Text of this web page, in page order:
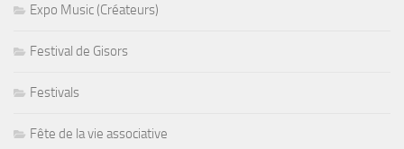
Expo Music (Créateurs)
Festival de Gisors
Festivals
Fête de la vie associative